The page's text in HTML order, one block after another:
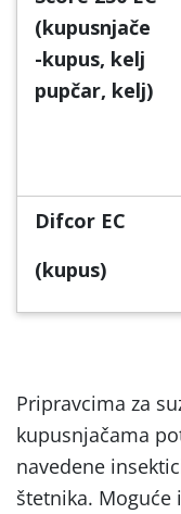
(kupusnjače
-kupus, kelj
pupčar, kelj)
Difcor EC
(kupus)
Pripravcima za
kupusnjačama
navedene
štetnika.